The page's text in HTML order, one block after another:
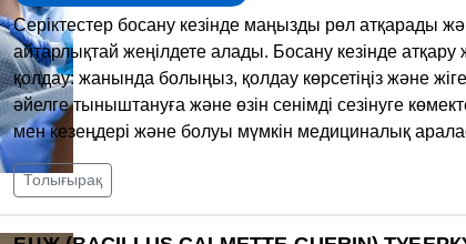
Серіктестер босану кезінде маңызды рөл атқарады
айтарлықтай жеңілдете алады. Босану кезінде
қолдау: жанында болыңыз, қолдау көрсетіңіз және
әйелге тыныштануға және өзін сенімді сезінуге
мен кезеңдері және болуы мүмкін медициналық
Толығырақ